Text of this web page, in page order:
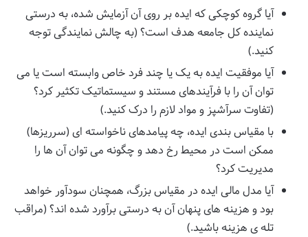
آیا گروه کوچکی که ایده بر روی آن آزمایش شده، به درستی
نماینده کل جامعه هدف است؟ (به چالش نمایندگی توجه
کنید.)
آیا موفقیت ایده به یک یا چند فرد خاص وابسته است یا می
توان آن را با فرآیندهای مستند و سیستماتیک تکثیر کرد؟
(تفاوت سرآشپز و مواد لازم را درک کنید.)
با مقیاس بندی ایده، چه پیامدهای ناخواسته ای (سرریزها)
ممکن است در محیط رخ دهد و چگونه می توان آن ها را
مدیریت کرد؟
آیا مدل مالی ایده در مقیاس بزرگ، همچنان سودآور خواهد
بود و هزینه های پنهان آن به درستی برآورد شده اند؟ (مراقب
تله ی هزینه باشید.)